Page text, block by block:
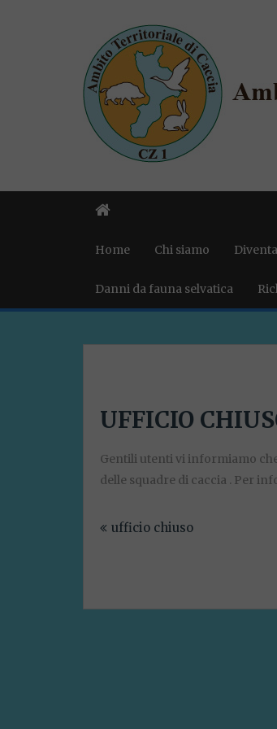
Home Chi siamo
Danni da fauna selvatica
UFFICIO
Gentili utenti vi informiamo
delle squadre di caccia . Per
articoli
ufficio chiuso